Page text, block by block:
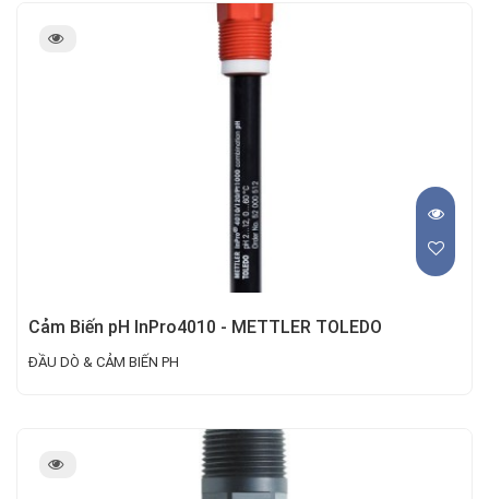
Cảm Biến pH InPro4010 - METTLER TOLEDO
ĐẦU DÒ & CẢM BIẾN PH